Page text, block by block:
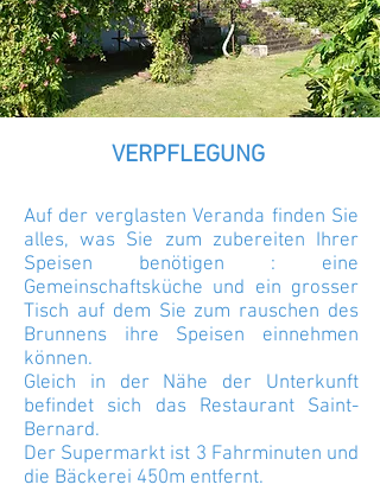
VERPFLEGUNG
Auf der verglasten Veranda finden Sie
alles, was Sie zum zubereiten Ihrer
Speisen benötigen : eine
Gemeinschaftsküche und ein grosser
Tisch auf dem Sie zum rauschen des
Brunnens ihre Speisen einnehmen
können.
Gleich in der Nähe der Unterkunft
befindet sich das Restaurant Saint-
Bernard.
Der Supermarkt ist 3 Fahrminuten und
die Bäckerei 450m entfernt.